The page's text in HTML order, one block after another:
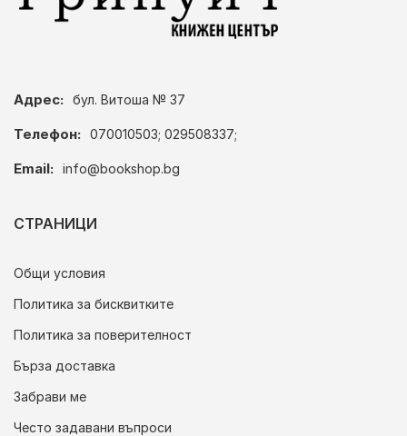
Адрес: бул. Витоша № 37
Телефон: 070010503; 029508337;
Email: info@bookshop.bg
СТРАНИЦИ
Общи условия
Политика за бисквитките
Политика за поверителност
Бърза доставка
Забрави ме
Често задавани въпроси